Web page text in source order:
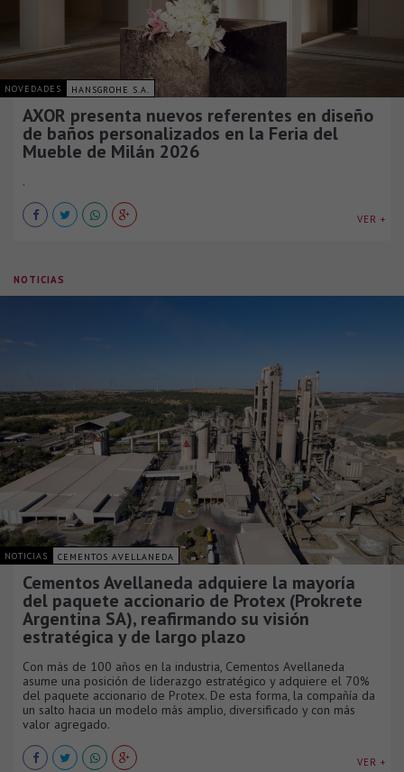
NOVEDADES HANSGROHE S.A.
AXOR presenta nuevos referentes en diseño
de baños personalizados en la Feria del
Mueble de Milán 2026
.
VER +
NOTICIAS
NOTICIAS CEMENTOS AVELLANEDA
Cementos Avellaneda adquiere la mayoría
del paquete accionario de Protex (Prokrete
Argentina SA), reafirmando su visión
estratégica y de largo plazo
Con más de 100 años en la industria, Cementos Avellaneda
asume una posición de liderazgo estratégico y adquiere el 70%
del paquete accionario de Protex. De esta forma, la compañía da
un salto hacia un modelo más amplio, diversificado y con más
valor agregado.
VER +